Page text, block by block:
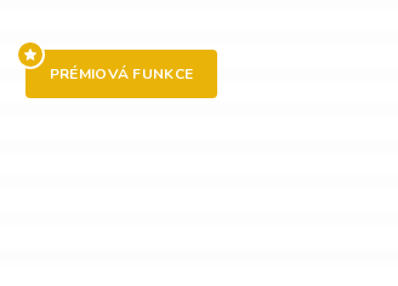
PRÉMIOVÁ FUNKCE